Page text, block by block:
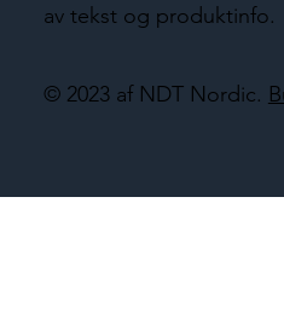
© 2023 af NDT Nordic.
av tekst og produktinfo.